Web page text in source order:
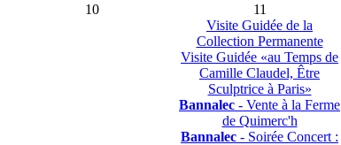
10
11
Visite Guidée de la
Collection Permanente
Visite Guidée «au Temps de
Camille Claudel, Être
Sculptrice à Paris»
Bannalec - Vente à la Ferme
de Quimerc'h
Bannalec - Soirée Concert :